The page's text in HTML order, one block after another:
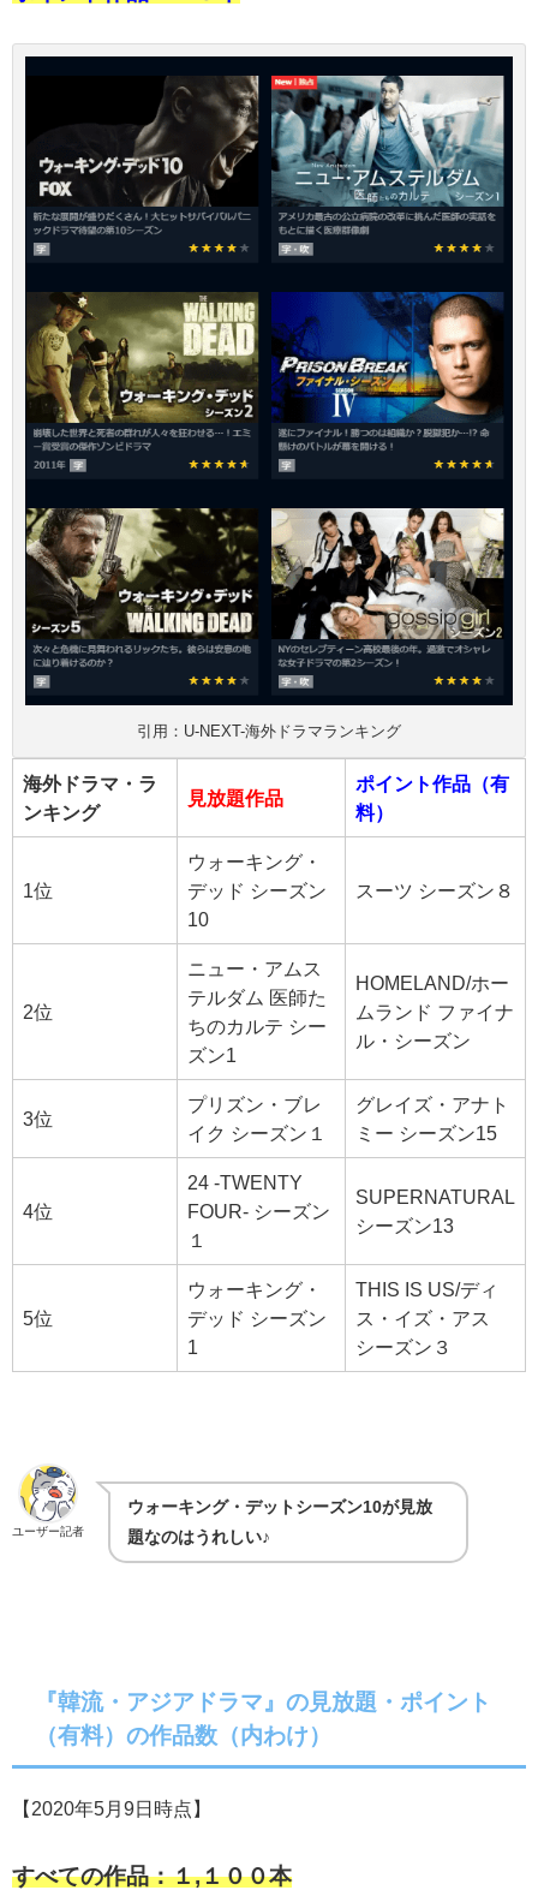
引用：U-NEXT-海外ドラマランキング
海外ドラマ・ラ
ンキング
見放題作品
ポイント作品（有
料）
1位
ウォーキング・
デッド シーズン
10
スーツ シーズン８
2位
ニュー・アムス
テルダム 医師た
ちのカルテ シー
ズン1
HOMELAND/ホー
ムランド ファイナ
ル・シーズン
3位
プリズン・ブレ
イク シーズン１
グレイズ・アナト
ミー シーズン15
4位
24 -TWENTY
FOUR- シーズン
１
SUPERNATURAL
シーズン13
5位
ウォーキング・
デッド シーズン
1
THIS IS US/ディ
ス・イズ・アス
シーズン３
ユーザー記者
ウォーキング・デットシーズン10が見放
題なのはうれしい♪
『韓流・アジアドラマ』の見放題・ポイント
（有料）の作品数（内わけ）
【2020年5月9日時点】
すべての作品：１,１００本